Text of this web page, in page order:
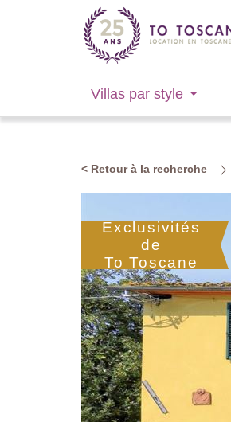
Villas par style
< Retour à la recherche
Exclusivités
de
To Toscane